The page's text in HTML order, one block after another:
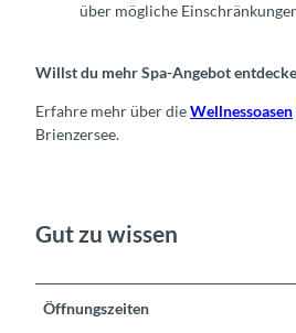
über mögliche
Willst du mehr Spa-Angebot
Erfahre mehr über dieWellnessoasen
Brienzersee.
Gut zu wissen
Öffnungszeiten